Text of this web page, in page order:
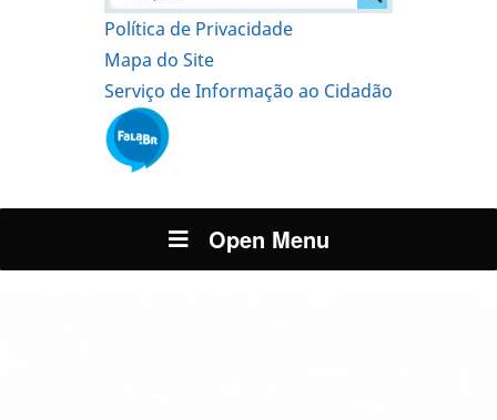
Política de Privacidade
Mapa do Site
Serviço de Informação ao Cidadão
Open Menu